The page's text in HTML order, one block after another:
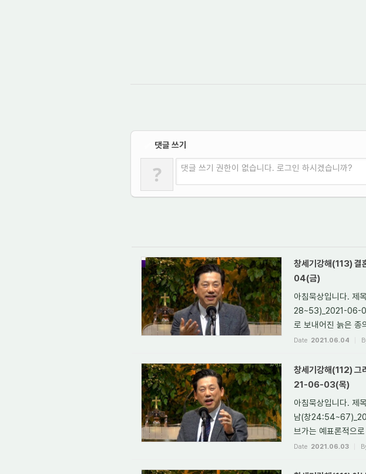
댓글 쓰기
? 댓글 쓰기 권한이 없습니다. 로그인 하시겠습니까?
창세기강해(113)
04(금)
아침묵상입니다. 제
28~53)_2021-06-
로 보내어진 늙은 종
Date 2021.06.04
창세기강해(112) 그
21-06-03(목)
아침묵상입니다. 제
남(창
브가는 예표론적으
Date 2021.06.03